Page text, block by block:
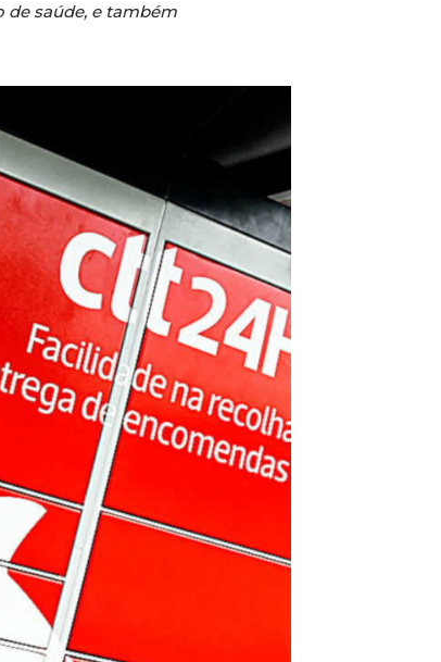
de saúde, e também